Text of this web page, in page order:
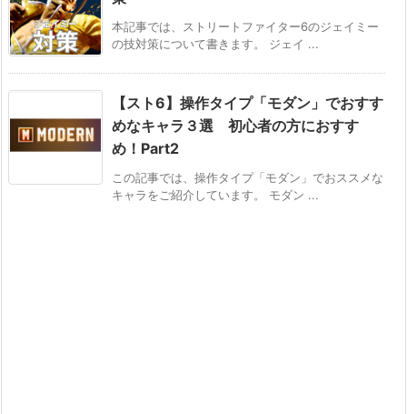
本記事では、ストリートファイター6のジェイミー
の技対策について書きます。 ジェイ ...
【スト6】操作タイプ「モダン」でおすす
めなキャラ３選 初心者の方におすす
め！Part2
この記事では、操作タイプ「モダン」でおススメな
キャラをご紹介しています。 モダン ...